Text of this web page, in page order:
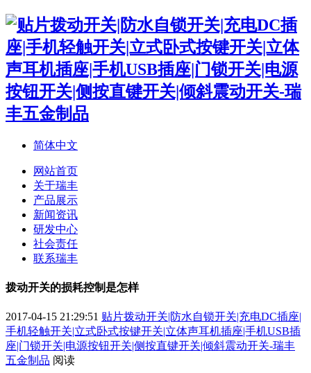
简体中文
网站首页
关于瑞丰
产品展示
新闻资讯
研发中心
社会责任
联系瑞丰
拨动开关的损耗控制是怎样
2017-04-15 21:29:51 贴片拨动开关|防水自锁开关|充电DC插座|
手机轻触开关|立式卧式按键开关|立体声耳机插座|手机USB插
座|门锁开关|电源按钮开关|侧按直键开关|倾斜震动开关-瑞丰
五金制品 阅读